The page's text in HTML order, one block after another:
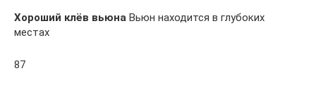
Хороший клёв вьюна Вьюн находится в глубоких
местах
87